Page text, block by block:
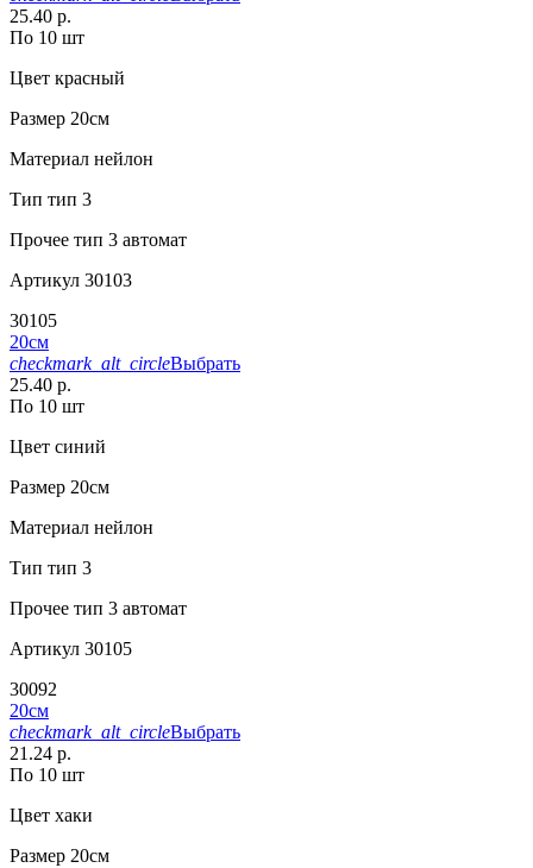
25.40 р.
По 10 шт
Цвет красный
Размер 20см
Материал нейлон
Тип тип 3
Прочее тип 3 автомат
Артикул 30103
30105
20см
checkmark_alt_circleВыбрать
25.40 р.
По 10 шт
Цвет синий
Размер 20см
Материал нейлон
Тип тип 3
Прочее тип 3 автомат
Артикул 30105
30092
20см
checkmark_alt_circleВыбрать
21.24 р.
По 10 шт
Цвет хаки
Размер 20см